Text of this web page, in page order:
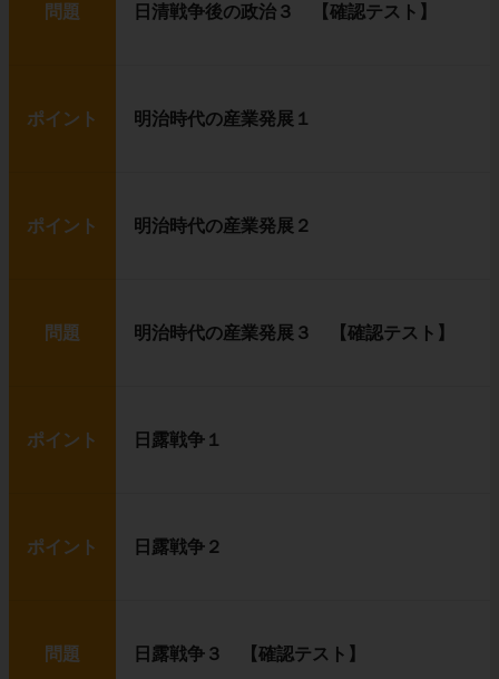
問題 日清戦争後の政治３ 【確認テスト】
ポイント 明治時代の産業発展１
ポイント 明治時代の産業発展２
問題 明治時代の産業発展３ 【確認テスト】
ポイント 日露戦争１
ポイント 日露戦争２
問題 日露戦争３ 【確認テスト】